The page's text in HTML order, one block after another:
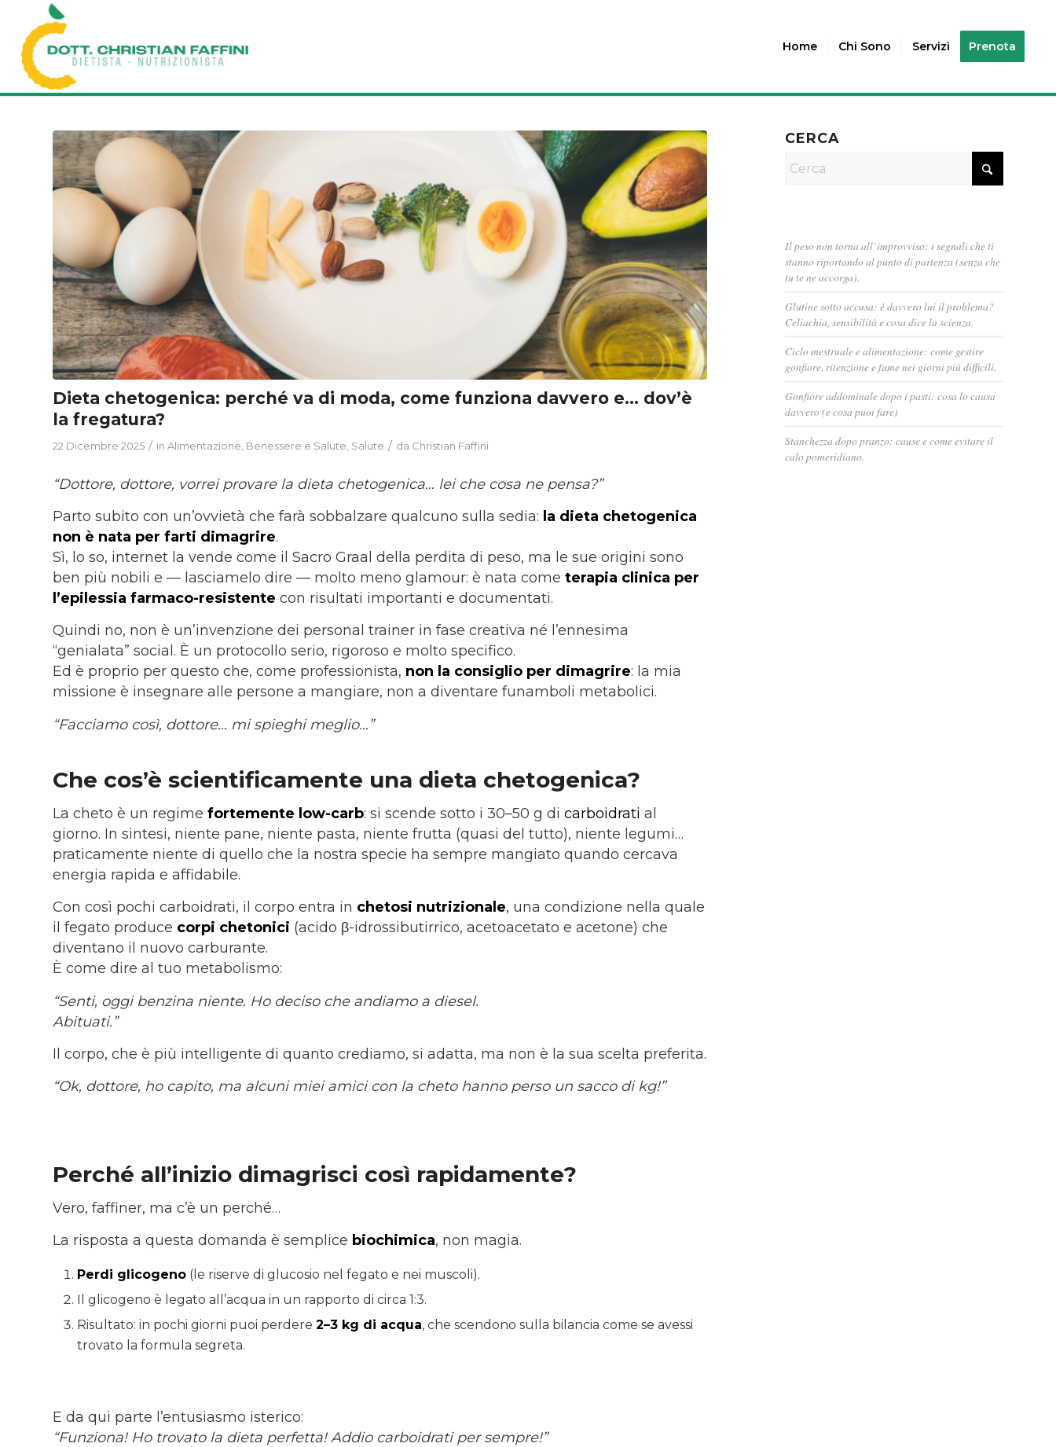
Home Chi Sono Servizi Prenota
Dieta chetogenica: perché va di moda, come funziona davvero e… dov’è
la fregatura?
22 Dicembre 2025 / in Alimentazione Benessere e Salute Salute / da Christian Faffini
“Dottore, dottore, vorrei provare la dieta chetogenica… lei che cosa ne pensa?”
Parto subito con un’ovvietà che farà sobbalzare qualcuno sulla sedia: la dieta chetogenica
non è nata per farti dimagrire.
Sì, lo so, internet la vende come il Sacro Graal della perdita di peso, ma le sue origini sono
ben più nobili e — lasciamelo dire — molto meno glamour: è nata come terapia clinica per
’epilessia farmaco-resistente con risultati importanti e documentati.
Quindi no, non è un’invenzione dei personal trainer in fase creativa né l’ennesima
“genialata” social. È un protocollo serio, rigoroso e molto specifico.
Ed è proprio per questo che, come professionista, non la consiglio per dimagrire: la mia
missione è insegnare alle persone a mangiare, non a diventare funamboli metabolici.
“Facciamo così, dottore… mi spieghi meglio…”
Che cos’è scientificamente una dieta chetogenica?
La cheto è un regime fortemente low-carb: si scende sotto i 30–50 g di carboidrati al
giorno. In sintesi, niente pane, niente pasta, niente frutta (quasi del tutto), niente legumi…
praticamente niente di quello che la nostra specie ha sempre mangiato quando cercava
energia rapida e affidabile.
Con così pochi carboidrati, il corpo entra in chetosi nutrizionale, una condizione nella quale
il fegato produce corpi chetonici (acido β-idrossibutirrico, acetoacetato e acetone) che
diventano il nuovo carburante.
È come dire al tuo metabolismo:
“Senti, oggi benzina niente. Ho deciso che andiamo a diesel.
Abituati.”
Il corpo, che è più intelligente di quanto crediamo, si adatta, ma non è la sua scelta preferita.
“Ok, dottore, ho capito, ma alcuni miei amici con la cheto hanno perso un sacco di kg!”
Perché all’inizio dimagrisci così rapidamente?
Vero, faffiner, ma c’è un perché…
La risposta a questa domanda è semplice biochimica, non magia.
Perdi glicogeno (le riserve di glucosio nel fegato e nei muscoli).
Il glicogeno è legato all’acqua in un rapporto di circa 1:3.
Risultato: in pochi giorni puoi perdere 2–3 kg di acqua, che scendono sulla bilancia come se avessi
trovato la formula segreta.
E da qui parte l’entusiasmo isterico:
“Funziona! Ho trovato la dieta perfetta! Addio carboidrati per sempre!”
CERCA
Il peso non torna all’improvviso: i segnali che ti
stanno riportando al punto di partenza (senza che
tu te ne accorga).
Glutine sotto accusa: è davvero lui il problema?
Celiachia, sensibilità e cosa dice la scienza.
Ciclo mestruale e alimentazione: come gestire
gonfiore, ritenzione e fame nei giorni più difficili.
Gonfiore addominale dopo i pasti: cosa lo causa
davvero (e cosa puoi fare)
Stanchezza dopo pranzo: cause e come evitare il
calo pomeridiano.